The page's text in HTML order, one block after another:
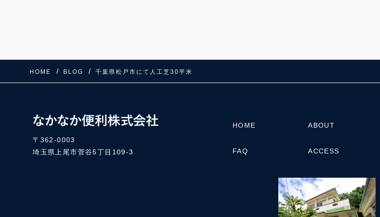
HOME BLOG 千葉県松戸市にて人工芝30平米
〒362-0003
埼玉県上尾市菅谷5丁目109-3
HOME ABOUT
FAQ ACCESS